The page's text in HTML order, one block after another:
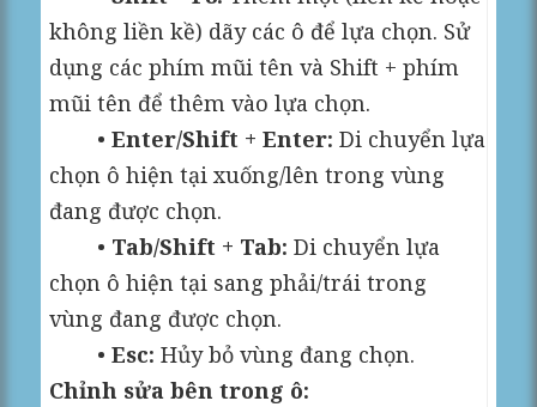
không liền kề) dãy các ô để lựa chọn. Sử
dụng các phím mũi tên và Shift + phím
mũi tên để thêm vào lựa chọn.
•Enter/Shift + Enter: Di chuyển lựa
chọn ô hiện tại xuống/lên trong vùng
đang được chọn.
• Tab/Shift + Tab: Di chuyển lựa
chọn ô hiện tại sang phải/trái trong
vùng đang được chọn.
•Esc:Hủy bỏ vùng đang chọn.
Chỉnh sửa bên trong ô: